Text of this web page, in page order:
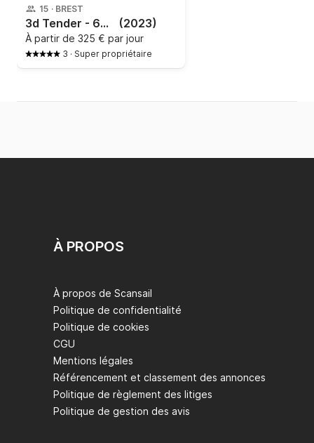
15 · BREST
3d Tender - 650 PATROL (2023)
À partir de 325 € par jour
3 · Super propriétaire
À PROPOS
À propos de Scansail
Politique de confidentialité
Politique de cookies
CGU
Mentions légales
Référencement et classement des annonces
Politique de règlement des litiges
Politique de gestion des avis